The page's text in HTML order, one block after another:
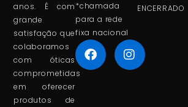
anos. É com
grande
satisfação que
colaboramos
com óticas
comprometidas
em oferecer
produtos de
*chamada
para a rede
fixa nacional
ENCERRADO